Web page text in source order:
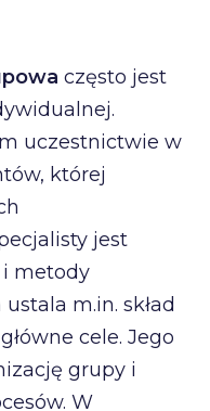
często jest
uczestnictwie w
której
jest
i metody
m.in. skład
cele. Jego
grupy i
W